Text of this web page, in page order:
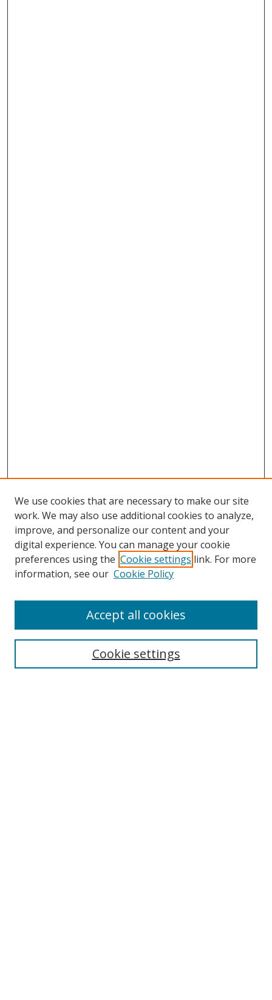
Search
Select context to search:
We use cookies that are necessary to make our site
work. We may also use additional cookies to analyze,
improve, and personalize our content and your
digital experience. You can manage your cookie
preferences using the Cookie settings link. For more
information, see our Cookie Policy
Cookie settings
Accept all cookies